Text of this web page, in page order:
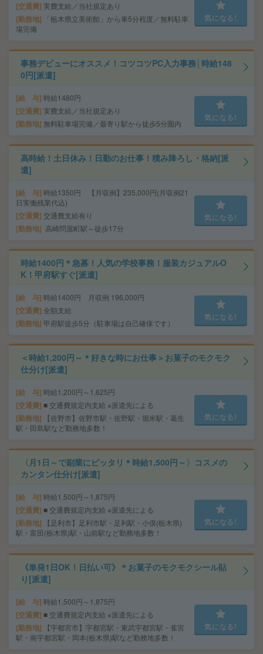
交通費 実費支給／当社規定あり
勤務地
「栃木県立美術館」から車5分程度／無料駐車
場完備
気になる!
事務デビューにオススメ！コツコツPC入力事務│時給148
0円[派遣]
給 与 時給1480円
交通費 実費支給／当社規定あり
勤務地 無料駐車場完備／最寄り駅から徒歩5分圏内
気になる!
高時給！土日休み！日勤のお仕事！積み降ろし・格納[派
遣]
給 与 時給1350円 【月収例】235,000円(月収例21
日実働残業代込)
交通費 交通費支給有り
勤務地 高崎問屋町駅～徒歩17分
気になる!
時給1400円＊急募！人気の学校事務！服装カジュアルO
K！甲府駅すぐ[派遣]
給 与 時給1400円 月収例 196,000円
交通費 全額支給
勤務地 甲府駅徒歩5分（駐車場は自己確保です）
気になる!
＜時給1,200円～＊好きな時にお仕事＞お菓子のモクモク
仕分け[派遣]
給 与 時給1,200円～1,625円
交通費 ■ 交通費規定内支給 ※派遣先による
勤務地
【佐野市】佐野市駅・佐野駅・堀米駅・葛生
駅・田島駅など勤務地多数！
気になる!
〈月1日～で副業にピッタリ＊時給1,500円～〉コスメの
カンタン仕分け[派遣]
給 与 時給1,500円～1,875円
交通費 ■ 交通費規定内支給 ※派遣先による
勤務地
【足利市】足利市駅・足利駅・小俣(栃木県)
駅・富田(栃木県)駅・山前駅など勤務地多数！
気になる!
《単発1日OK！日払い可》＊お菓子のモクモクシール貼
り[派遣]
給 与 時給1,500円～1,875円
交通費 ■ 交通費規定内支給 ※派遣先による
勤務地
【宇都宮市】宇都宮駅・東武宇都宮駅・雀宮
駅・南宇都宮駅・岡本(栃木県)駅など勤務地多数！
気になる!